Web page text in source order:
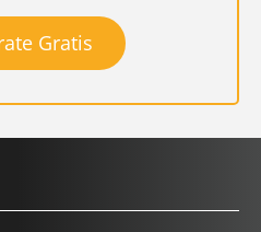
Gratis